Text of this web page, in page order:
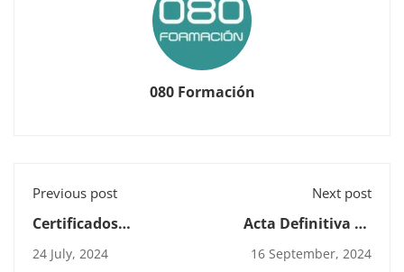
080 Formación
Previous post
Certificados
son y por qué
24 July, 2024
Next post
Acta Definitiva de
Certificado de
16 September, 2024